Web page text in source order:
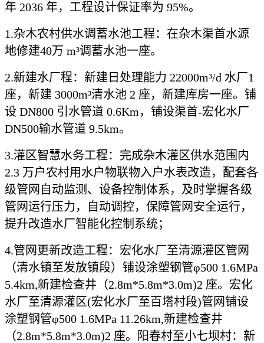
年 2036 年，工程设计保证率为 95%。
1.杂木农村供水调蓄水池工程：在杂木渠首水源
地修建40万 m³调蓄水池一座。
2.新建水厂程：新建日处理能力 22000m³/d 水厂1
座，新建 3000m³清水池 2 座，新建库房一座。铺
设 DN800 引水管道 0.6Km，铺设渠首-宏化水厂
DN500输水管道 9.5km。
3.灌区智慧水务工程：完成杂木灌区供水范围内
2.3 万户农村用水户物联物入户水表改造，配套各
级管网自动监测、设备控制体系，及时掌握各级
管网运行压力，自动调控，保障管网安全运行，
提升改造水厂智能化控制系统；
4.管网更新改造工程：宏化水厂至清源灌区管网
（清水镇至发放镇段）铺设涂塑钢管φ500 1.6MPa
5.4km,新建检查井（2.8m*5.8m*3.0m)2 座。宏化
水厂至清源灌区(宏化水厂至百塔村段)管网铺设
涂塑钢管φ500 1.6MPa 11.26km,新建检查井
（2.8m*5.8m*3.0m)2 座。阳春村至小七坝村：新